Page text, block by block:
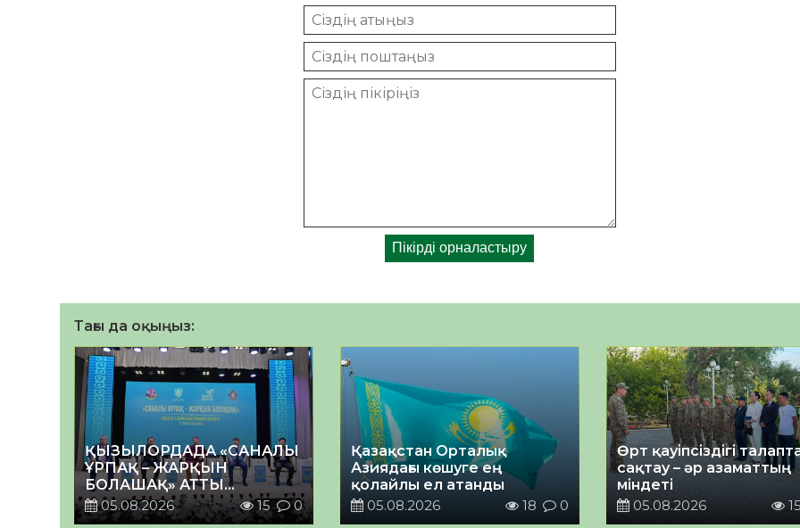
Тағы да оқыңыз:
ҚЫЗЫЛОРДАДА «САНАЛЫ
ҰРПАҚ – ЖАРҚЫН
БОЛАШАҚ» АТТЫ
КЕҢЕЙТІЛГЕН МӘЖІЛІС
ӨТТІ
05.08.2026 15 0
Қазақстан Орталық
Азиядағы көшуге ең
қолайлы ел атанды
05.08.2026
18 0
Өрт қауіпсіздігі
сақтау – әр азаматтың
міндеті
05.08.2026
15